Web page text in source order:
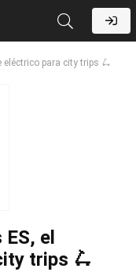
eléctrico para city trips 🛴
el
trips 🛴